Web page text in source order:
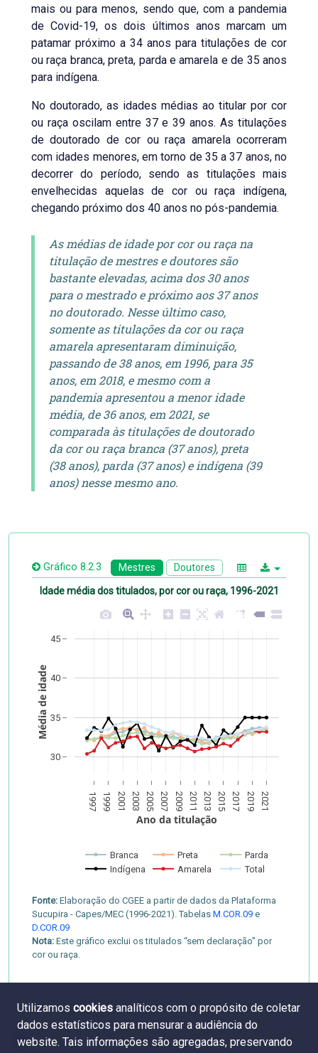
mais ou para menos, sendo que, com a pandemia
de Covid-19, os dois últimos anos marcam um
patamar próximo a 34 anos para titulações de cor
ou raça branca, preta, parda e amarela e de 35 anos
para indígena.
No doutorado, as idades médias ao titular por cor
ou raça oscilam entre 37 e 39 anos. As titulações
de doutorado de cor ou raça amarela ocorreram
com idades menores, em torno de 35 a 37 anos, no
decorrer do período, sendo as titulações mais
envelhecidas aquelas de cor ou raça indígena,
chegando próximo dos 40 anos no pós-pandemia.
As médias de idade por cor ou raça na
titulação de mestres e doutores são
bastante elevadas, acima dos 30 anos
para o mestrado e próximo aos 37 anos
no doutorado. Nesse último caso,
somente as titulações da cor ou raça
amarela apresentaram diminuição,
passando de 38 anos, em 1996, para 35
anos, em 2018, e mesmo com a
pandemia apresentou a menor idade
média, de 36 anos, em 2021, se
comparada às titulações de doutorado
da cor ou raça branca (37 anos), preta
(38 anos), parda (37 anos) e indígena (39
anos) nesse mesmo ano.
Gráfico 8.2.3 Mestres Doutores
Idade média dos titulados, por cor ou raça, 1996-2021
1997 1999 2001 2003 2005 2007 2009 2011 2013 2015 2017 2019 2021
30
35
40
45
Branca Preta
Parda
Indígena
Amarela Total
Ano da titulação
Média de idade
Fonte: Elaboração do CGEE a partir de dados da Plataforma
Sucupira - Capes/MEC (1996-2021). Tabelas M.COR.09 e
D.COR.09
Nota: Este gráfico exclui os titulados “sem declaração” por
cor ou raça.
Utilizamos cookies analíticos com o propósito de coletar
dados estatísticos para mensurar a audiência do
website. Tais informações são agregadas, preservando